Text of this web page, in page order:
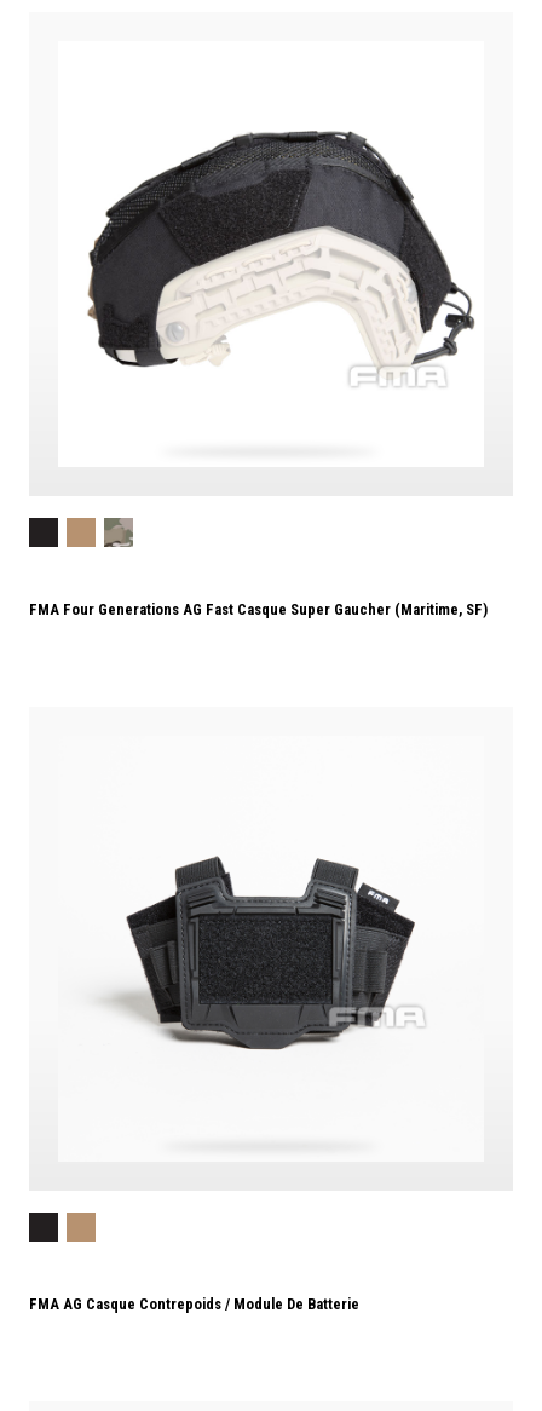
FMA Four Generations AG Fast Casque Super Gaucher (maritime, SF)
FMA AG Casque Contrepoids / Module De Batterie